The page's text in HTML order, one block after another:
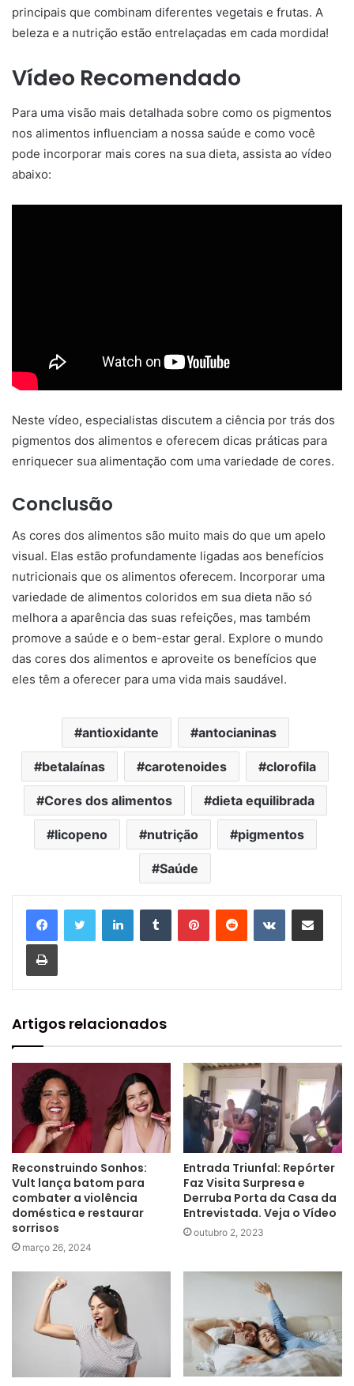
principais que combinam diferentes vegetais e frutas. A
beleza e a nutrição estão entrelaçadas em cada mordida!
Vídeo Recomendado
Para uma visão mais detalhada sobre como os pigmentos
nos alimentos influenciam a nossa saúde e como você
pode incorporar mais cores na sua dieta, assista ao vídeo
abaixo:
Neste vídeo, especialistas discutem a ciência por trás dos
pigmentos dos alimentos e oferecem dicas práticas para
enriquecer sua alimentação com uma variedade de cores.
Conclusão
As cores dos alimentos são muito mais do que um apelo
visual. Elas estão profundamente ligadas aos benefícios
nutricionais que os alimentos oferecem. Incorporar uma
variedade de alimentos coloridos em sua dieta não só
melhora a aparência das suas refeições, mas também
promove a saúde e o bem-estar geral. Explore o mundo
das cores dos alimentos e aproveite os benefícios que
eles têm a oferecer para uma vida mais saudável.
antioxidante antocianinas
betalaínas carotenoides clorofila
Cores dos alimentos dieta equilibrada
licopeno nutrição pigmentos
Saúde
Artigos relacionados
Reconstruindo Sonhos:
Vult lança batom para
combater a violência
doméstica e restaurar
sorrisos
março 26, 2024
Entrada Triunfal: Repórter
Faz Visita Surpresa e
Derruba Porta da Casa da
Entrevistada. Veja o Vídeo
outubro 2, 2023